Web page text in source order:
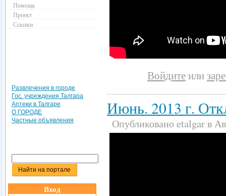
Войдитеили
Июнь. 2013 г.
Опубликовано etalgar в
Помощь
Проект
Ссылки
Развлечения в городе
Гос. учреждения Талгара
Аптеки в Талгаре
О ГОРОДЕ
Частные объявления
Вход